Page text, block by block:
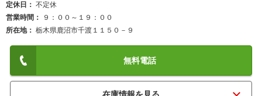
定休日
不定休
営業時間
９：００～１９：００
所在地
栃木県鹿沼市千渡１１５０－９
無料電話